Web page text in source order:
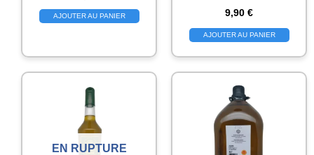
AJOUTER AU PANIER 9,90 €
AJOUTER AU PANIER
EN RUPTURE